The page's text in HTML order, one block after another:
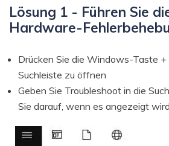
Lösung 1 - Führen Sie
Hardware-
Drücken Sie die Windows-Taste +
Suchleiste zu öffnen
Geben Sie Troubleshoot in die
Sie darauf, wenn es angezeigt wird